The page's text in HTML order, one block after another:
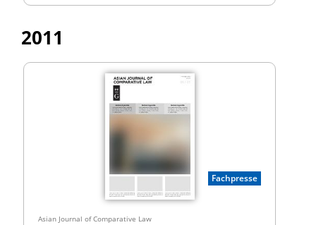
2011
Fachpresse
Asian Journal of Comparative Law